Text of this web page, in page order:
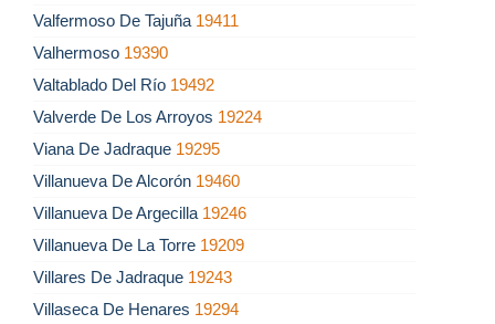
Valfermoso De Tajuña 19411
Valhermoso 19390
Valtablado Del Río 19492
Valverde De Los Arroyos 19224
Viana De Jadraque 19295
Villanueva De Alcorón 19460
Villanueva De Argecilla 19246
Villanueva De La Torre 19209
Villares De Jadraque 19243
Villaseca De Henares 19294